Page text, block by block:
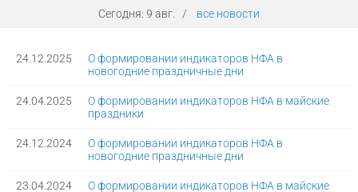
Сегодня: 9 авг. / все новости
24.12.2025
О формировании индикаторов НФА в
новогодние праздничные дни
24.04.2025
О формировании индикаторов НФА в майские
праздники
24.12.2024
О формировании индикаторов НФА в
новогодние праздничные дни
23.04.2024
О формировании индикаторов НФА в майские